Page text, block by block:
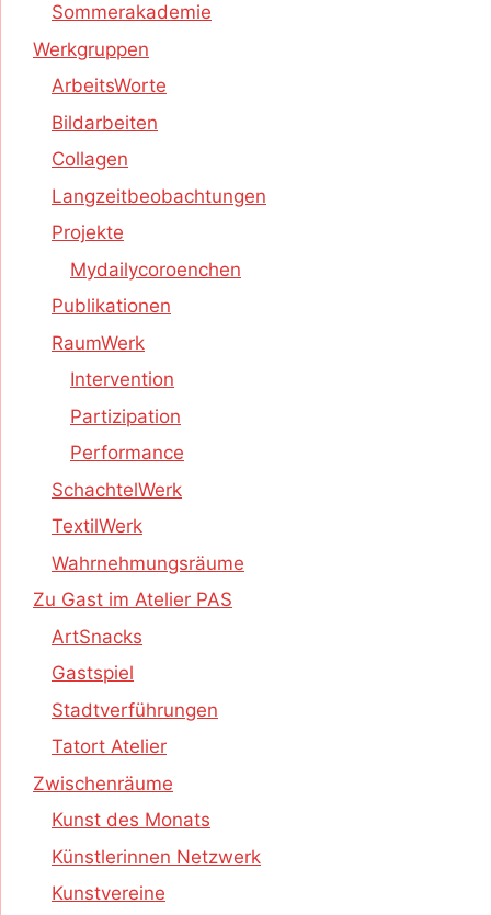
Sommerakademie
Werkgruppen
ArbeitsWorte
Bildarbeiten
Collagen
Langzeitbeobachtungen
Projekte
Mydailycoroenchen
Publikationen
RaumWerk
Intervention
Partizipation
Performance
SchachtelWerk
TextilWerk
Wahrnehmungsräume
Zu Gast im Atelier PAS
ArtSnacks
Gastspiel
Stadtverführungen
Tatort Atelier
Zwischenräume
Kunst des Monats
Künstlerinnen Netzwerk
Kunstvereine